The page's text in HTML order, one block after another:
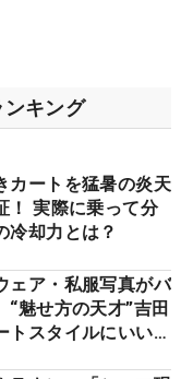
ンキング
カートを猛暑の炎天
！ 実際に乗って分
冷却力とは？
ェア・私服写真がバ
魅せ方の天才”吉田
トスタイルにいい